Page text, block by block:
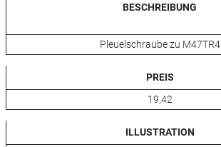
BESCHREIBUNG
Pleuelschraube zu M47TR4
PREIS
19,42
ILLUSTRATION